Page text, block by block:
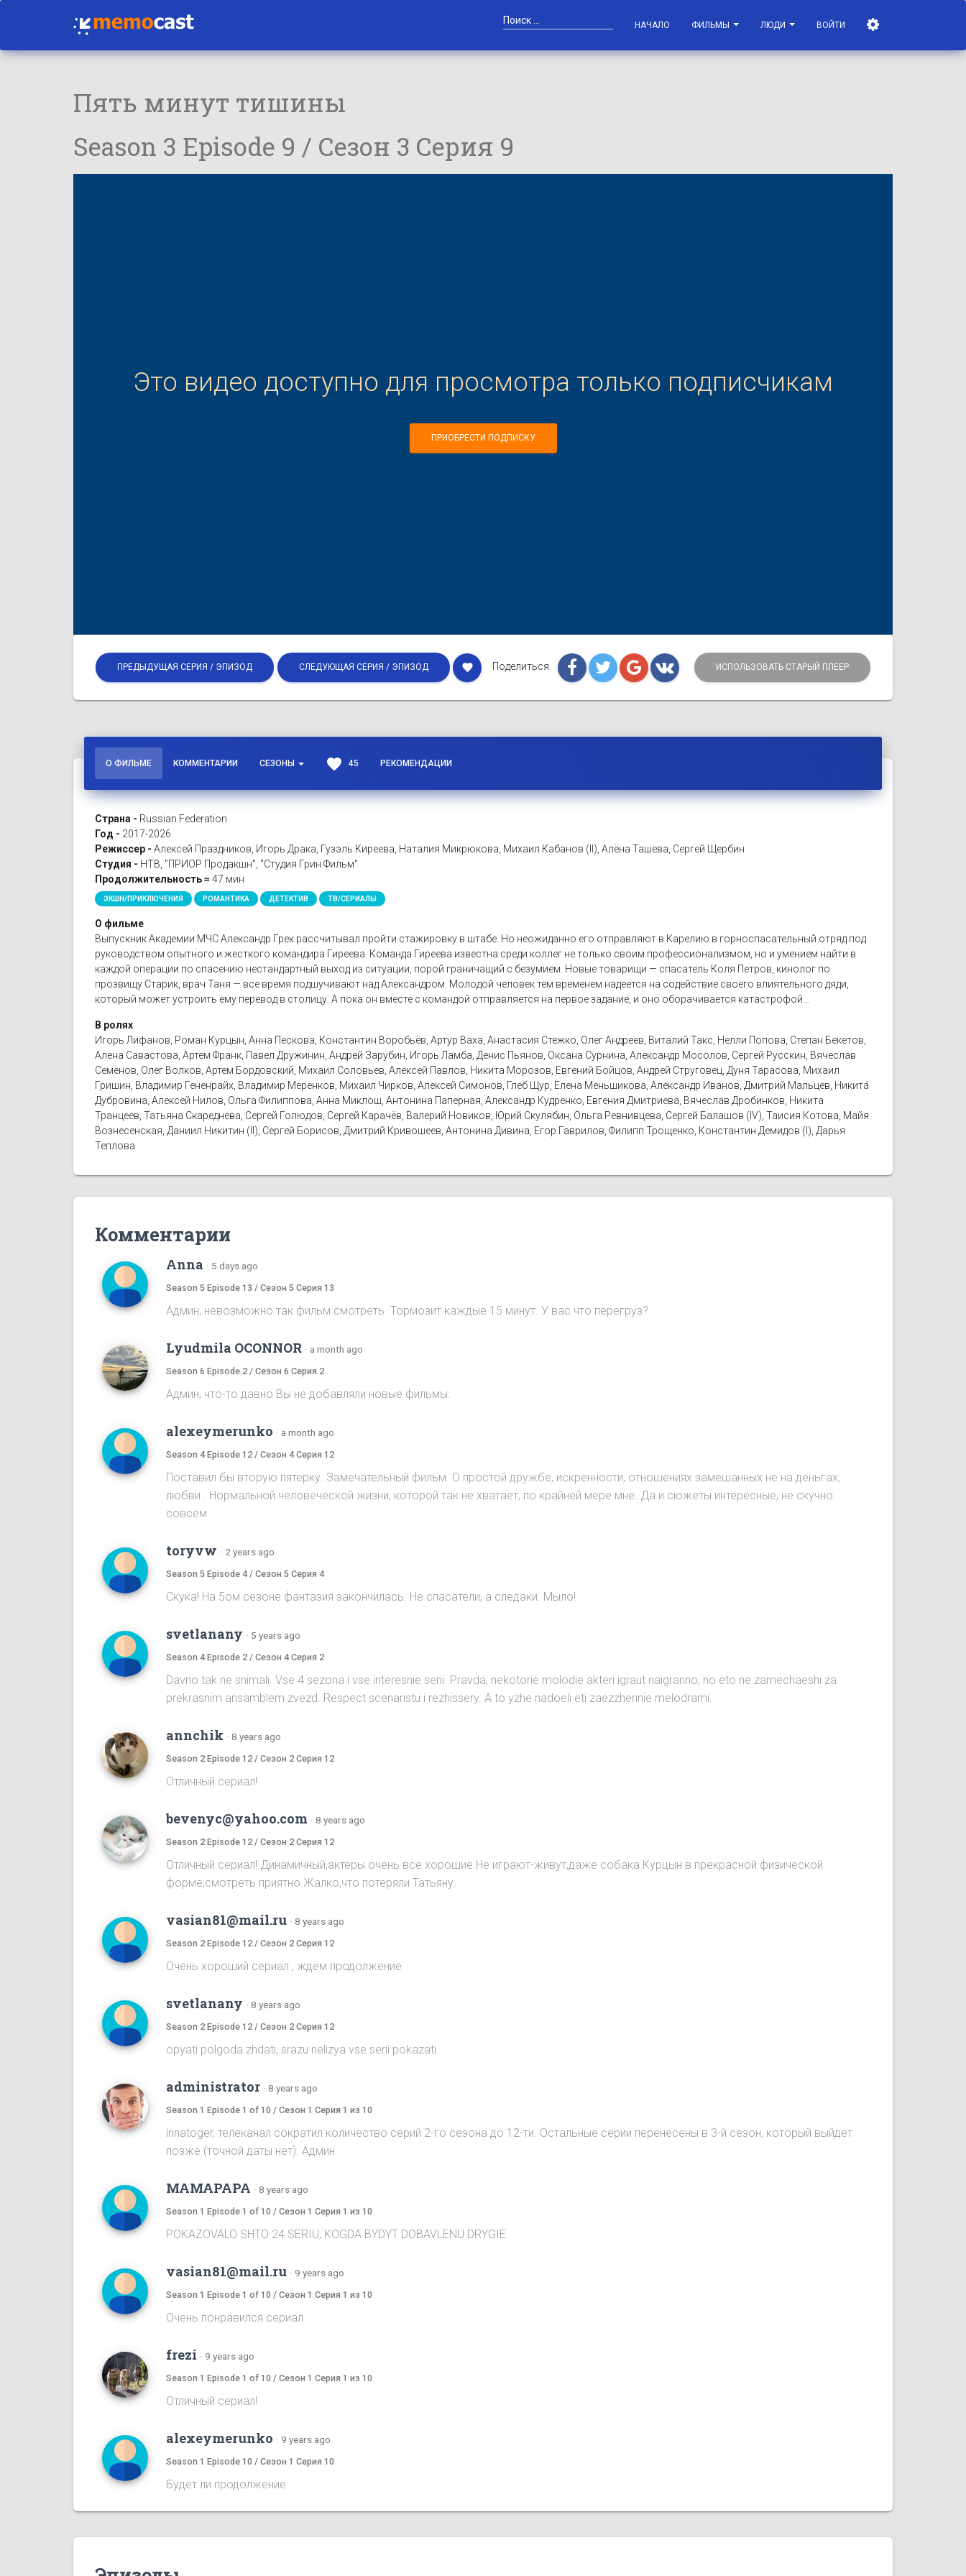
НАЧАЛО ФИЛЬМЫ ЛЮДИ ВОЙТИ
Пять минут тишины
Season 3 Episode 9 / Сезон 3 Серия 9
Это видео доступно для просмотра только подписчикам
ПРИОБРЕСТИ ПОДПИСКУ
ПРЕДЫДУЩАЯ СЕРИЯ / ЭПИЗОД СЛЕДУЮЩАЯ СЕРИЯ / ЭПИЗОД favorite Поделиться ИСПОЛЬЗОВАТЬ СТАРЫЙ ПЛЕЕР
О ФИЛЬМЕ КОММЕНТАРИИ СЕЗОНЫ favorite 45 РЕКОМЕНДАЦИИ
Страна - Russian Federation
Год - 2017-2026
Режиссер - Алексей Праздников, Игорь Драка, Гузэль Киреева, Наталия Микрюкова, Михаил Кабанов (II), Алёна Ташева, Сергей Щербин
Студия - НТВ, "ПРИОР Продакшн", "Студия Грин Фильм"
Продолжительность ≈ 47 мин
ЭКШН/ПРИКЛЮЧЕНИЯ РОМАНТИКА ДЕТЕКТИВ ТВ/СЕРИАЛЫ
О фильме
Выпускник Академии МЧС Александр Грек рассчитывал пройти стажировку в штабе. Но неожиданно его отправляют в Карелию в горноспасательный отряд под
руководством опытного и жесткого командира Гиреева. Команда Гиреева известна среди коллег не только своим профессионализмом, но и умением найти в
каждой операции по спасению нестандартный выход из ситуации, порой граничащий с безумием. Новые товарищи — спасатель Коля Петров, кинолог по
прозвищу Старик, врач Таня — все время подшучивают над Александром. Молодой человек тем временем надеется на содействие своего влиятельного дяди,
который может устроить ему перевод в столицу. А пока он вместе с командой отправляется на первое задание, и оно оборачивается катастрофой…
В ролях
Игорь Лифанов, Роман Курцын, Анна Пескова, Константин Воробьёв, Артур Ваха, Анастасия Стежко, Олег Андреев, Виталий Такс, Нелли Попова, Степан Бекетов,
Алена Савастова, Артем Франк, Павел Дружинин, Андрей Зарубин, Игорь Ламба, Денис Пьянов, Оксана Сурнина, Александр Мосолов, Сергей Русскин, Вячеслав
Семенов, Олег Волков, Артем Бордовский, Михаил Соловьев, Алексей Павлов, Никита Морозов, Евгений Бойцов, Андрей Струговец, Дуня Тарасова, Михаил
Гришин, Владимир Гененрайх, Владимир Меренков, Михаил Чирков, Алексей Симонов, Глеб Щур, Елена Меньшикова, Александр Иванов, Дмитрий Мальцев, Никитá
Дубровина, Алексей Нилов, Ольга Филиппова, Анна Миклош, Антонина Паперная, Александр Кудренко, Евгения Дмитриева, Вячеслав Дробинков, Никита
Транцеев, Татьяна Скареднева, Сергей Голюдов, Сергей Карачёв, Валерий Новиков, Юрий Скулябин, Ольга Ревнивцева, Сергей Балашов (IV), Таисия Котова, Майя
Вознесенская, Даниил Никитин (II), Сергей Борисов, Дмитрий Кривошеев, Антонина Дивина, Егор Гаврилов, Филипп Трощенко, Константин Демидов (I), Дарья
Теплова
Комментарии
Anna · 5 days ago
Season 5 Episode 13 / Сезон 5 Серия 13
Админ, невозможно так фильм смотреть. Тормозит каждые 15 минут. У вас что перегруз?
Lyudmila OCONNOR · a month ago
Season 6 Episode 2 / Сезон 6 Серия 2
Админ, что-то давно Вы не добавляли новые фильмы.
alexeymerunko · a month ago
Season 4 Episode 12 / Сезон 4 Серия 12
Поставил бы вторую пятерку. Замечательный фильм. О простой дружбе, искренности, отношениях замешанных не на деньгах,
любви . Нормальной человеческой жизни, которой так не хватает, по крайней мере мне. Да и сюжеты интересные, не скучно
совсем.
toryvw · 2 years ago
Season 5 Episode 4 / Сезон 5 Серия 4
Скука! На 5ом cезоне фантазия закончилась. Не спасатели, а следаки. Мыло!
svetlanany · 5 years ago
Season 4 Episode 2 / Сезон 4 Серия 2
Davno tak ne snimali. Vse 4 sezona i vse interesnie serii. Pravda, nekotorie molodie akteri igraut naigranno, no eto ne zamechaeshi za
prekrasnim ansamblem zvezd. Respect scenaristu i rezhissery. A to yzhe nadoeli eti zaezzhennie melodrami.
annchik · 8 years ago
Season 2 Episode 12 / Сезон 2 Серия 12
Отличный сериал!
bevenyc@yahoo.com · 8 years ago
Season 2 Episode 12 / Сезон 2 Серия 12
Отличный сериал! Динамичный,актеры очень все хорошие.Не играют-живут,даже собака.Курцын в прекрасной физической
форме,смотреть приятно.Жалко,что потеряли Татьяну.
vasian81@mail.ru · 8 years ago
Season 2 Episode 12 / Сезон 2 Серия 12
Очень хороший сериал , ждём продолжение
svetlanany · 8 years ago
Season 2 Episode 12 / Сезон 2 Серия 12
opyati polgoda zhdati, srazu nelizya vse serii pokazati
administrator · 8 years ago
Season 1 Episode 1 of 10 / Сезон 1 Серия 1 из 10
innatoger, телеканал сократил количество серий 2-го сезона до 12-ти. Остальные серии перенесены в 3-й сезон, который выйдет
позже (точной даты нет). Админ.
MAMAPAPA · 8 years ago
Season 1 Episode 1 of 10 / Сезон 1 Серия 1 из 10
POKAZOVALO SHTO 24 SERIU, KOGDA BYDYT DOBAVLENU DRYGIE
vasian81@mail.ru · 9 years ago
Season 1 Episode 1 of 10 / Сезон 1 Серия 1 из 10
Очень понравился сериал
frezi · 9 years ago
Season 1 Episode 1 of 10 / Сезон 1 Серия 1 из 10
Отличный сериал!
alexeymerunko · 9 years ago
Season 1 Episode 10 / Сезон 1 Серия 10
Будет ли продолжение